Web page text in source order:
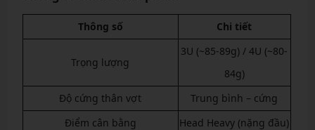
Thông số Chi tiết
Trọng lượng
3U (~85-89g) / 4U (~80-
84g)
Độ cứng thân vợt
Trung bình – cứng
Điểm cân bằng
Head Heavy (nặng đầu)